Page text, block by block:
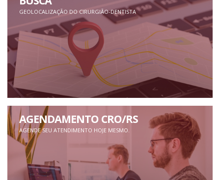
GEOLOCALIZAÇÃO DO CIRURGIÃO-DENTISTA
AGENDAMENTO CRO/RS
AGENDE SEU ATENDIMENTO HOJE MESMO.